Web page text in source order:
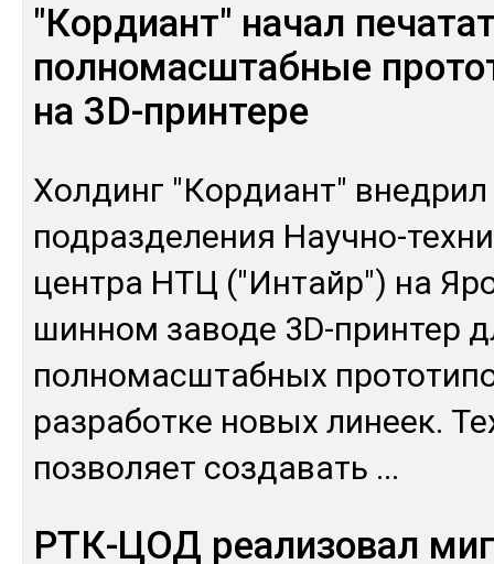
"Кордиант" начал
полномасштабные
на 3D-принтере
Хол­динг "Кор­диант" внед­рил
под­раз­де­ления Науч­но-
цен­тра НТЦ ("Ин­тайр") на
шин­ном за­воде 3D-прин­тер
пол­но­мас­штаб­ных
раз­ра­бот­ке но­вых ли­неек.
поз­во­ляет соз­да­вать ...
РТК-ЦОД реализовал